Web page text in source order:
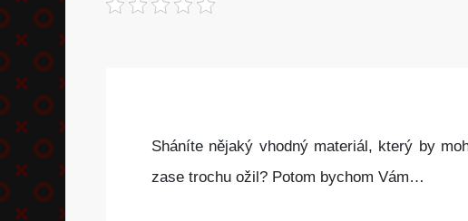
Sháníte nějaký vhodný materiál, který by
zase trochu ožil? Potom bychom Vám…